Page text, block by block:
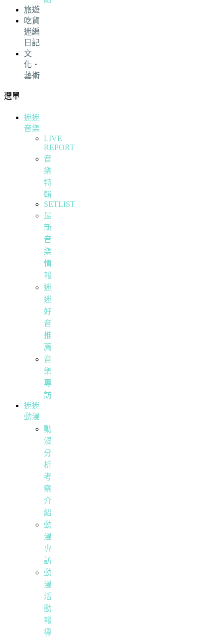
旅遊
吃貨
迷編
日記
文
化・
藝術
選單
迷迷
音樂
LIVE
REPORT
音
樂
特
輯
SETLIST
最
新
音
樂
情
報
迷
迷
好
音
推
薦
音
樂
專
訪
迷迷
動漫
動
漫
分
析
考
察
介
紹
動
漫
專
訪
動
漫
活
動
報
導